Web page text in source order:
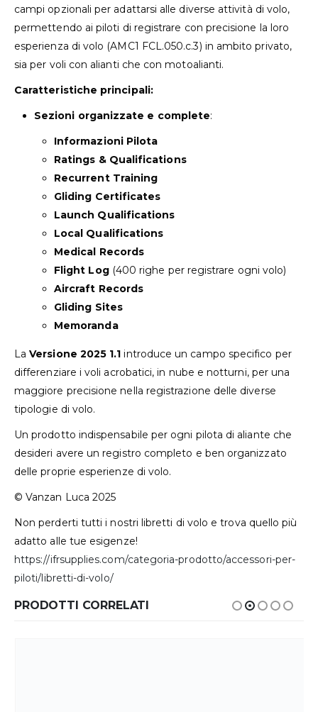
campi opzionali per adattarsi alle diverse attività di volo,
permettendo ai piloti di registrare con precisione la loro
esperienza di volo (AMC1 FCL.050.c.3) in ambito privato,
sia per voli con alianti che con motoalianti.
Caratteristiche principali:
Sezioni organizzate e complete:
Informazioni Pilota
Ratings & Qualifications
Recurrent Training
Gliding Certificates
Launch Qualifications
Local Qualifications
Medical Records
Flight Log(400 righe per registrare ogni volo)
Aircraft Records
Gliding Sites
Memoranda
LaVersione 2025 1.1 introduce un campo specifico per
differenziare i voli acrobatici, in nube e notturni, per una
maggiore precisione nella registrazione delle diverse
tipologie di volo.
Un prodotto indispensabile per ogni pilota di aliante che
desideri avere un registro completo e ben organizzato
delle proprie esperienze di volo.
© Vanzan Luca 2025
Non perderti tutti i nostri libretti di volo e trova quello più
adatto alle tue esigenze!
https://ifrsupplies.com/categoria-prodotto/accessori-per-
piloti/libretti-di-volo/
PRODOTTI CORRELATI